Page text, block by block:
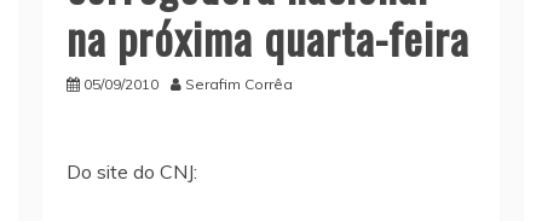
na próxima quarta-feira
05/09/2010 Serafim Corrêa
Do site do CNJ: